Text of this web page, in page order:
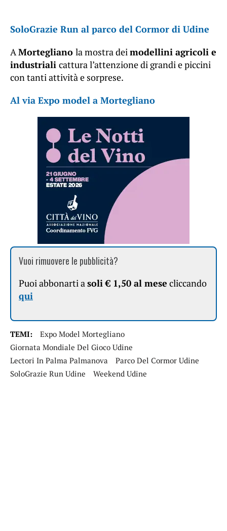
SoloGrazie Run al parco del Cormor di Udine
AMortegliano la mostra deimodellini agricoli e
industriali cattura l’attenzione di grandi e piccini
con tanti attività e sorprese.
Al via Expo model a Mortegliano
Vuoi rimuovere le pubblicità?
Puoi abbonarti asoli € 1,50 al mese cliccando
qui
TEMI:
Expo Model Mortegliano
Giornata Mondiale Del Gioco Udine
Lectori In Palma Palmanova
Parco Del Cormor Udine
SoloGrazie Run Udine
Weekend Udine